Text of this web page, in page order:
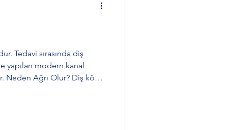
Tedavi sırasında diş
Ağrı Olur? Diş kökü